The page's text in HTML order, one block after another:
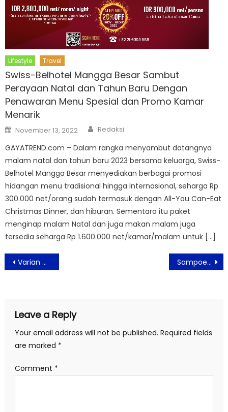
Lifestyle Travel
Swiss-Belhotel Mangga Besar Sambut
Perayaan Natal dan Tahun Baru Dengan
Penawaran Menu Spesial dan Promo Kamar
Menarik
Posted
on
November 13, 2022 Author
Redaksi
GAYATREND.com – Dalam rangka menyambut datangnya
malam natal dan tahun baru 2023 bersama keluarga, Swiss-
Belhotel Mangga Besar menyediakan berbagai promosi
hidangan menu tradisional hingga Internasional, seharga Rp
300.000 net/orang sudah termasuk dengan All-You Can-Eat
Christmas Dinner, dan hiburan. Sementara itu paket
menginap malam Natal dan juga makan malam juga
tersedia seharga Rp 1.600.000 net/kamar/malam untuk […]
Post
navigation
Varian Omicorn Miliki Risiko Reinfeksi Lebih Tinggi Sampoerna University Gelar Bright Future Festival 2021
Leave a Reply
Your email address will not be published. Required fields
are marked *
Comment *